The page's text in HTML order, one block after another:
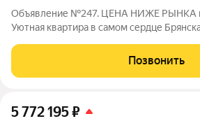
Объявление №247. ЦЕНА НИЖЕ РЫНКА
Уютная квартира в самом сердце
пятиэтажном доме на
стен около 60 см, что обеспечивает
Позвонить
5 772 195₽